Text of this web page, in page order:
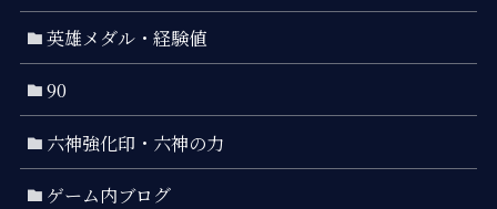
英雄メダル・経験値
90
六神強化印・六神の力
ゲーム内ブログ